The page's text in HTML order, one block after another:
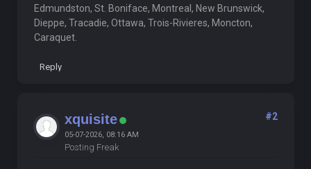
Edmundston, St. Boniface, Montreal, New Brunswick,
Dieppe, Tracadie, Ottawa, Trois-Rivieres, Moncton,
Caraquet.
Reply
xquisite
05-07-2026, 08:16 AM
Posting Freak
#2